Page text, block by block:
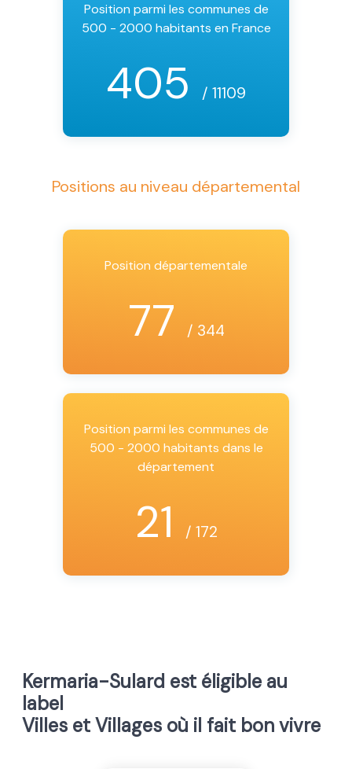
Position parmi les communes de
500 - 2000 habitants en France
405 / 11109
Positions au niveau départemental
Position départementale
77 / 344
Position parmi les communes de
500 - 2000 habitants dans le
département
21 / 172
Kermaria-Sulard est éligible au
label
Villes et Villages où il fait bon vivre